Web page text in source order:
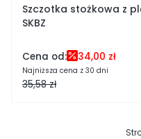
Szczotka stożkowa z
SKBZ
Cena od: 34,00 zł
Najniższa cena z 30 dni
35,58 zł